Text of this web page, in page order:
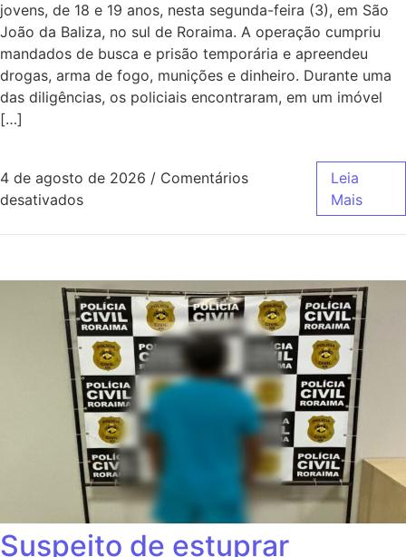
jovens, de 18 e 19 anos, nesta segunda-feira (3), em São
João da Baliza, no sul de Roraima. A operação cumpriu
mandados de busca e prisão temporária e apreendeu
drogas, arma de fogo, munições e dinheiro. Durante uma
das diligências, os policiais encontraram, em um imóvel
[…]
4 de agosto de 2026 / Comentários
desativados
Leia
Mais
Suspeito de estuprar